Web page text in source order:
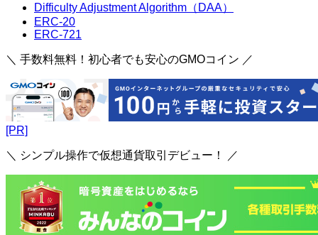
Difficulty Adjustment Algorithm（DAA）
ERC-20
ERC-721
＼ 手数料無料！初心者でも安心のGMOコイン ／
[PR]
＼ シンプル操作で仮想通貨取引デビュー！ ／